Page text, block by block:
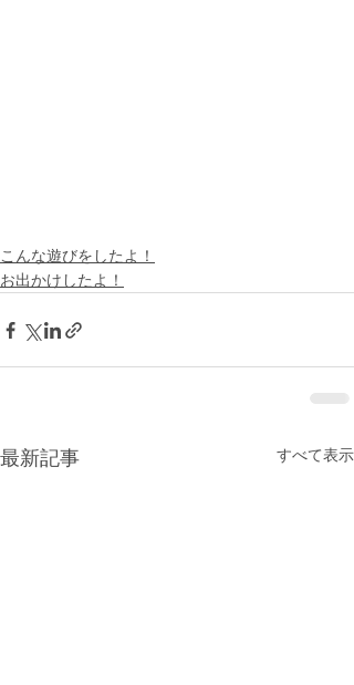
こんな遊びをしたよ！
お出かけしたよ！
最新記事 すべて表示